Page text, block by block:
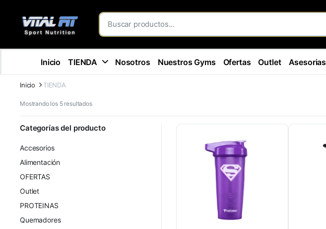
Inicio TIENDA Nosotros Nuestros Gyms Ofertas Outlet Asesorias
Inicio TIENDA
Mostrando los 5 resultados
Categorías del producto
Accesorios
Alimentación
OFERTAS
Outlet
PROTEINAS
Quemadores